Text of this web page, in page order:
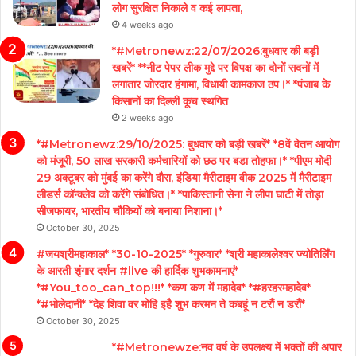
लोग सुरक्षित निकाले व कई लापता,
4 weeks ago
*#Metronewz:22/07/2026:बुधवार की बड़ी
खबरें* **नीट पेपर लीक मुद्दे पर विपक्ष का दोनों सदनों में
लगातार जोरदार हंगामा, विधायी कामकाज ठप।* *पंजाब के
किसानों का दिल्ली कूच स्थगित
2 weeks ago
*#Metronewz:29/10/2025: बुधवार को बड़ी खबरें* *8वें वेतन आयोग
को मंजूरी, 50 लाख सरकारी कर्मचारियों को छठ पर बडा तोहफा।* *पीएम मोदी
29 अक्टूबर को मुंबई का करेंगे दौरा, इंडिया मैरीटाइम वीक 2025 में मैरीटाइम
लीडर्स कॉन्क्लेव को करेंगे संबोधित।* *पाकिस्तानी सेना ने लीपा घाटी में तोड़ा
सीजफायर, भारतीय चौकियों को बनाया निशाना।*
October 30, 2025
#जयश्रीमहाकाल* *30-10-2025* *गुरुवार* *श्री महाकालेश्वर ज्योतिर्लिंग
के आरती शृंगार दर्शन #live की हार्दिक शुभकामनाएं*
*#You_too_can_top!!!* *कण कण में महादेव* *#हरहरमहादेव*
*#भोलेदानी* *देह शिवा वर मोहि इहै शुभ करमन ते कबहूं न टरौं न डरौं*
October 30, 2025
*#Metronewze:नव वर्ष के उपलक्ष्य में भक्तों की अपार